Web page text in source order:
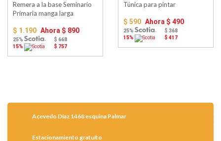
Remera a la base Seminario
Primaria manga larga
$ 1.190 Ahora $ 890
25%
$ 668
15%
$ 757
Túnica para pintar
$ 590 Ahora $ 490
25%
$ 368
15%
$ 417
Acevedo Díaz 1468 esquina Palmar
Estacionamiento gratuíto